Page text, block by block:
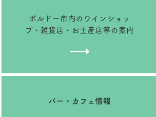
​ボルドー市内のワインショッ
プ・雑貨店・お土産店等の案内
​バー・カフェ情報